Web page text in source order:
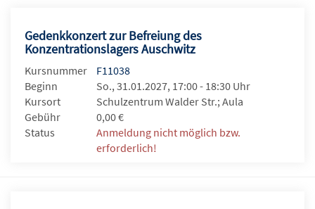
Gedenkkonzert zur Befreiung des
Konzentrationslagers Auschwitz
Kursnummer
F11038
Beginn
So., 31.01.2027, 17:00 - 18:30 Uhr
Kursort
Schulzentrum Walder Str.; Aula
Gebühr
0,00 €
Status
Anmeldung nicht möglich bzw.
erforderlich!